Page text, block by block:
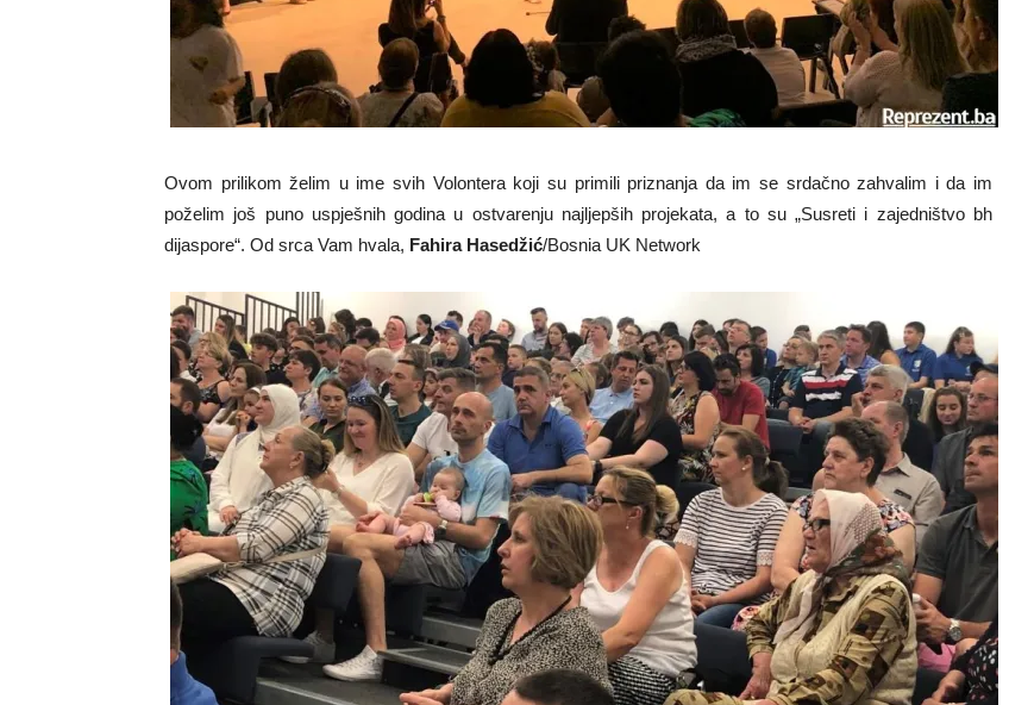
Ovom prilikom želim u ime svih Volontera koji su primili priznanja da im se srdačno zahvalim i da im
poželim još puno uspješnih godina u ostvarenju najljepših projekata, a to su „Susreti i zajedništvo bh
dijaspore“. Od srca Vam hvala, Fahira Hasedžić/Bosnia UK Network